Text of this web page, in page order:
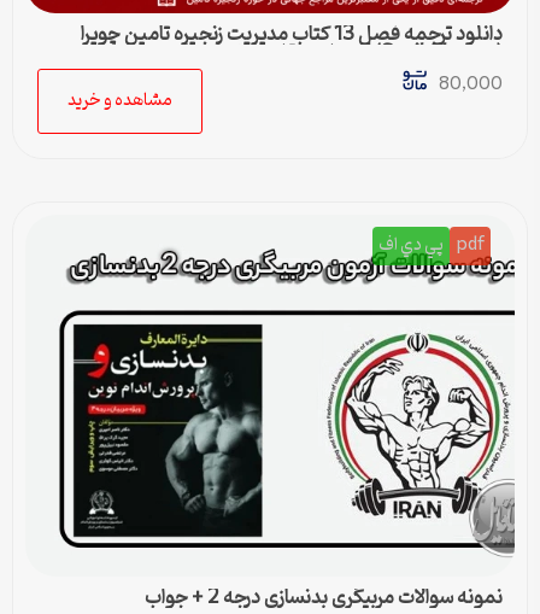
دانلود ترجمه فصل 13 کتاب مدیریت زنجیره تامین چوپرا
(Sunil Chopra) | حمل و نقل در زنجیره تامین
80,000
مشاهده و خرید
pdf پي دي اف
نمونه سوالات مربیگری بدنسازی درجه 2 + جواب